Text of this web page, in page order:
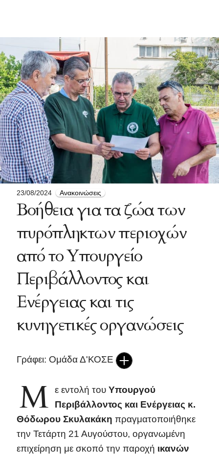
23/08/2024 Ανακοινώσεις
Βοήθεια για τα ζώα των
πυρόπληκτων περιοχών
από το Υπουργείο
Περιβάλλοντος και
Ενέργειας και τις
κυνηγετικές οργανώσεις
Γράφει: Ομάδα Δ'ΚΟΣΕ
Μ ε εντολή τουΥπουργού
Περιβάλλοντος και Ενέργειας κ.
Θόδωρου Σκυλακάκη πραγματοποιήθηκε
την Τετάρτη 21 Αυγούστου, οργανωμένη
επιχείρηση με σκοπό την παροχή ικανών